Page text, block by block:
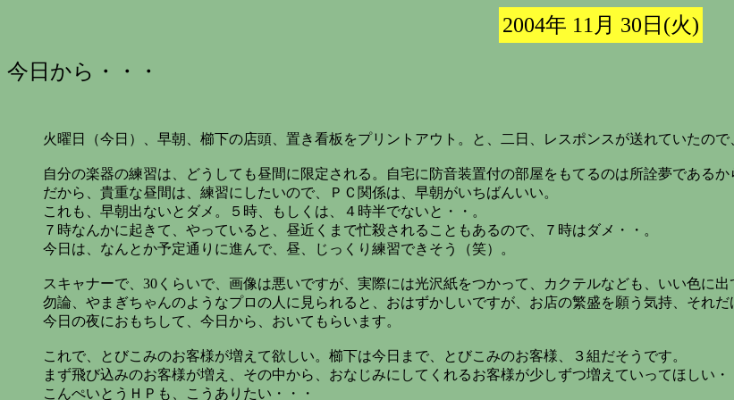
2004年 11月 30日(火)
今日から・・・
火曜日（今日）、早朝、櫛下の店頭、置き看板をプリントアウト。と、二日、レスポンスが送れていたので
自分の楽器の練習は、どうしても昼間に限定される。自宅に防音装置付の部屋をもてるのは所詮夢であるか
だから、貴重な昼間は、練習にしたいので、ＰＣ関係は、早朝がいちばんいい。
これも、早朝出ないとダメ。５時、もしくは、４時半でないと・・。
７時なんかに起きて、やっていると、昼近くまで忙殺されることもあるので、７時はダメ・・。
今日は、なんとか予定通りに進んで、昼、じっくり練習できそう（笑）。
スキャナーで、30くらいで、画像は悪いですが、実際には光沢紙をつかって、カクテルなども、いい色に出
勿論、やまぎちゃんのようなプロの人に見られると、おはずかしいですが、お店の繁盛を願う気持、それだ
今日の夜におもちして、今日から、おいてもらいます。
これで、とびこみのお客様が増えて欲しい。櫛下は今日まで、とびこみのお客様、３組だそうです。
まず飛び込みのお客様が増え、その中から、おなじみにしてくれるお客様が少しずつ増えていってほしい・
こんぺいとうＨＰも、こうありたい・・・